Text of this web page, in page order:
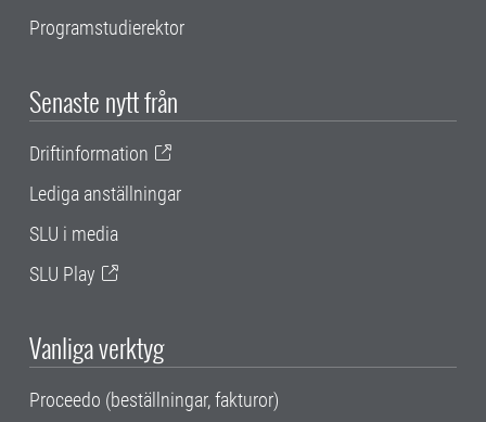
Programstudierektor
Senaste nytt från
Driftinformation
Lediga anställningar
SLU i media
SLU Play
Vanliga verktyg
Proceedo (beställningar, fakturor)